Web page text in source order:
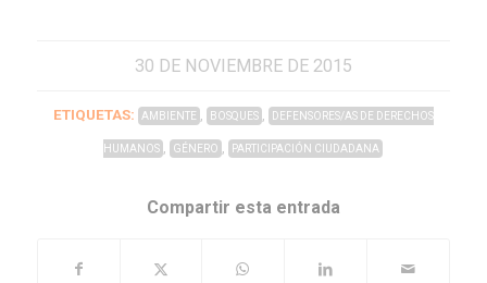
30 DE NOVIEMBRE DE 2015
ETIQUETAS: AMBIENTE , BOSQUES , DEFENSORES/AS DE DERECHOS
HUMANOS , GÉNERO , PARTICIPACIÓN CIUDADANA
Compartir esta entrada